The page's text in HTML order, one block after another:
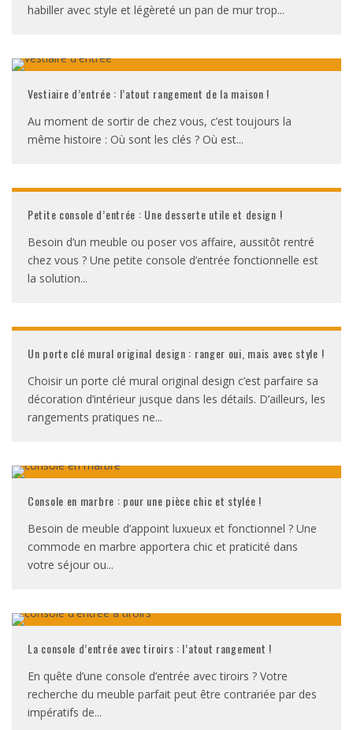
habiller avec style et légèreté un pan de mur trop...
Vestiaire d’entrée : l’atout rangement de la maison !
Au moment de sortir de chez vous, c’est toujours la
même histoire : Où sont les clés ? Où est...
Petite console d’entrée : Une desserte utile et design !
Besoin d’un meuble ou poser vos affaire, aussitôt rentré
chez vous ? Une petite console d’entrée fonctionnelle est
la solution...
Un porte clé mural original design : ranger oui, mais avec style !
Choisir un porte clé mural original design c’est parfaire sa
décoration d’intérieur jusque dans les détails. D’ailleurs, les
rangements pratiques ne...
Console en marbre : pour une pièce chic et stylée !
Besoin de meuble d’appoint luxueux et fonctionnel ? Une
commode en marbre apportera chic et praticité dans
votre séjour ou...
La console d’entrée avec tiroirs : l’atout rangement !
En quête d’une console d’entrée avec tiroirs ? Votre
recherche du meuble parfait peut être contrariée par des
impératifs de...